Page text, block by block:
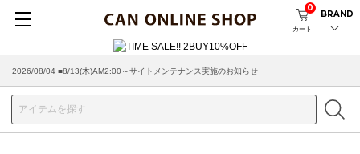
カート
0
BRAND
2026/08/04 ■8/13(木)AM2:00～サイトメンテナンス実施のお知らせ